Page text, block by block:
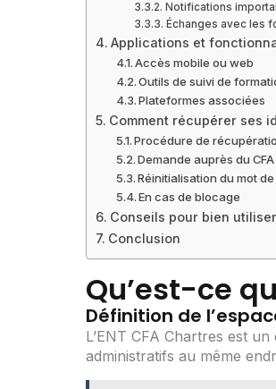
Notifications
Échanges avec les
Applications et
Accès mobile ou web
Outils de suivi de
Plateformes associées
Comment récupérer ses
Procédure de
Demande auprès du CFA
Réinitialisation du mot
En cas de blocage
Conseils pour bien
Conclusion
Qu’est-ce
Définition de
L’ENT CFA Chartres est
administratifs au même